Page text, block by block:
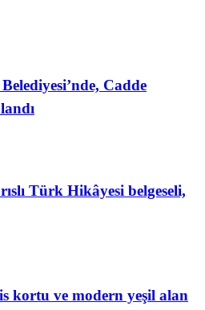
Cadde
Türk Hikâyesi belgeseli,
kortu ve modern yeşil alan